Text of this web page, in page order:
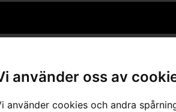
använder oss av
använder cookies och andra